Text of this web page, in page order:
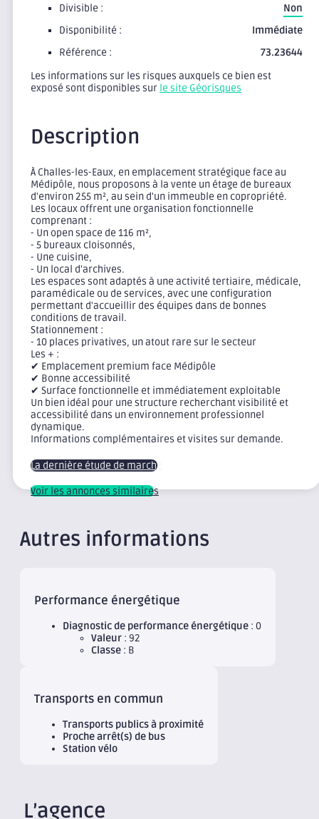
Divisible :
Non
Disponibilité :
Immédiate
Référence :
73.23644
Les informations sur les risques auxquels ce bien est
exposé sont disponibles sur le site Géorisques
Description
À Challes-les-Eaux, en emplacement stratégique face au
Médipôle, nous proposons à la vente un étage de bureaux
d'environ 255 m², au sein d'un immeuble en copropriété.
Les locaux offrent une organisation fonctionnelle
comprenant :
- Un open space de 116 m²,
- 5 bureaux cloisonnés,
- Une cuisine,
- Un local d'archives.
Les espaces sont adaptés à une activité tertiaire, médicale,
paramédicale ou de services, avec une configuration
permettant d'accueillir des équipes dans de bonnes
conditions de travail.
Stationnement :
- 10 places privatives, un atout rare sur le secteur
Les + :
✔ Emplacement premium face Médipôle
✔ Bonne accessibilité
✔ Surface fonctionnelle et immédiatement exploitable
Un bien idéal pour une structure recherchant visibilité et
accessibilité dans un environnement professionnel
dynamique.
Informations complémentaires et visites sur demande.
La dernière étude de marché
Voir les annonces similaires
Autres informations
Performance énergétique
Diagnostic de performance énergétique : 0
Valeur : 92
Classe : B
Transports en commun
Transports publics à proximité
Proche arrêt(s) de bus
Station vélo
L’agence